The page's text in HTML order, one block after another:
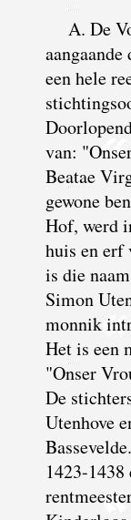
A. De
een hele
van:
Beatae
gewone
Hof, werd
huis en erf
is die
Simon
monnik
Het is een
"Onser
De
Utenhove
1423-